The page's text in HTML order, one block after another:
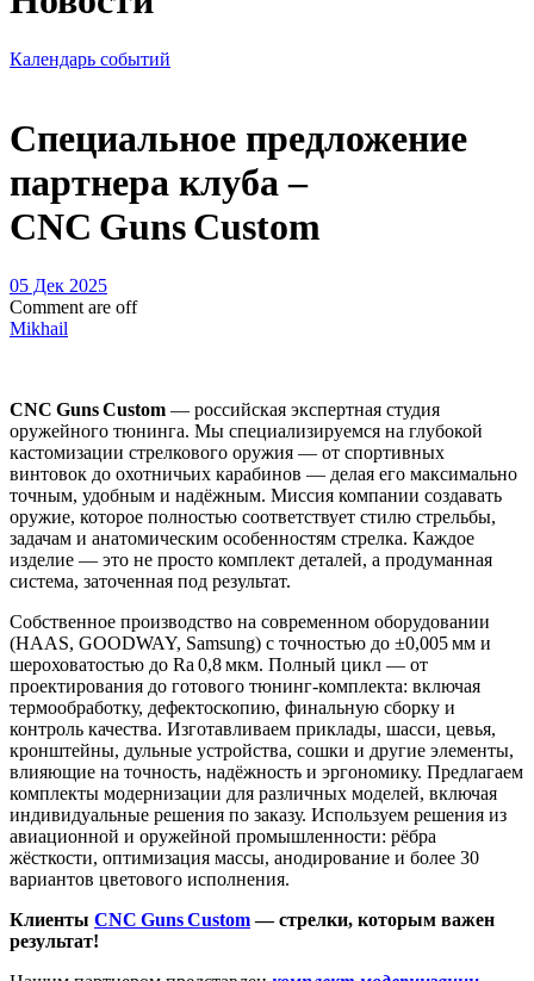
Календарь событий
Специальное предложение
партнера клуба –
CNC Guns Custom
05 Дек 2025
Comment are off
Mikhail
CNC Guns Custom — российская экспертная студия
оружейного тюнинга. Мы специализируемся на глубокой
кастомизации стрелкового оружия — от спортивных
винтовок до охотничьих карабинов — делая его максимально
точным, удобным и надёжным. Миссия компании создавать
оружие, которое полностью соответствует стилю стрельбы,
задачам и анатомическим особенностям стрелка. Каждое
изделие — это не просто комплект деталей, а продуманная
система, заточенная под результат.
Собственное производство на современном оборудовании
(HAAS, GOODWAY, Samsung) с точностью до ±0,005 мм и
шероховатостью до Ra 0,8 мкм. Полный цикл — от
проектирования до готового тюнинг-комплекта: включая
термообработку, дефектоскопию, финальную сборку и
контроль качества. Изготавливаем приклады, шасси, цевья,
кронштейны, дульные устройства, сошки и другие элементы,
влияющие на точность, надёжность и эргономику. Предлагаем
комплекты модернизации для различных моделей, включая
индивидуальные решения по заказу. Используем решения из
авиационной и оружейной промышленности: рёбра
жёсткости, оптимизация массы, анодирование и более 30
вариантов цветового исполнения.
Клиенты CNC Guns Custom— стрелки, которым важен
результат!